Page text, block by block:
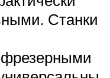
Станки